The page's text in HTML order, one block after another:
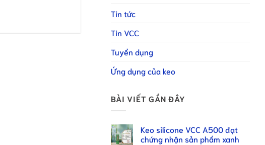
Tin tức
Tin VCC
Tuyển dụng
Ứng dụng của keo
BÀI VIẾT GẦN ĐÂY
Keo silicone VCC A500 đạt
chứng nhận sản phẩm xanh